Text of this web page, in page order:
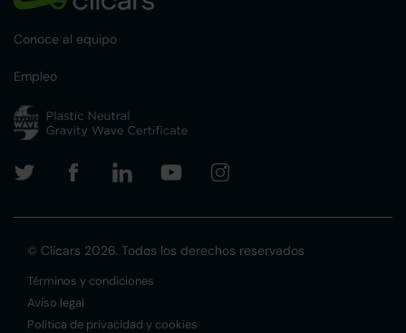
Conoce al equipo
Empleo
© Clicars 2026. Todos los derechos reservados
Términos y condiciones
Aviso legal
Política de privacidad y cookies